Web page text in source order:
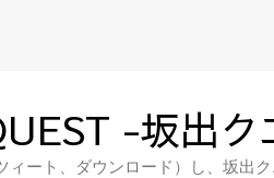
-坂出
ート、ダウンロード）し、坂出